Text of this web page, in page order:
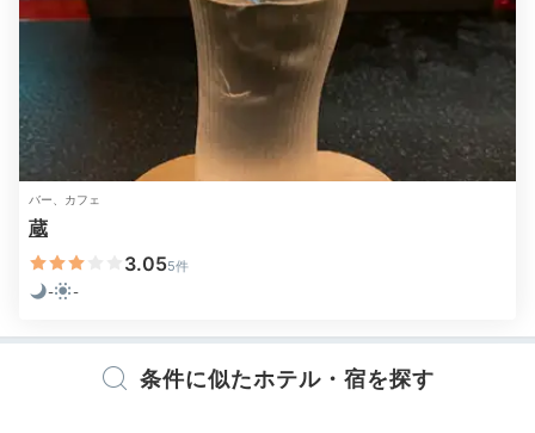
一緒にワインのペアリングや日本酒はいかが？
スタッフの方におすすめのお酒を聞いたところ、私たちの好みに合
う銘柄を4種類ほど出してくださいました。お陰でより美味しくご飯
がいただけました！
星のや京都 総支配人の眞﨑宏明さん
バー、カフェ
蔵
3.055件
-
-
条件に似たホテル・宿を探す